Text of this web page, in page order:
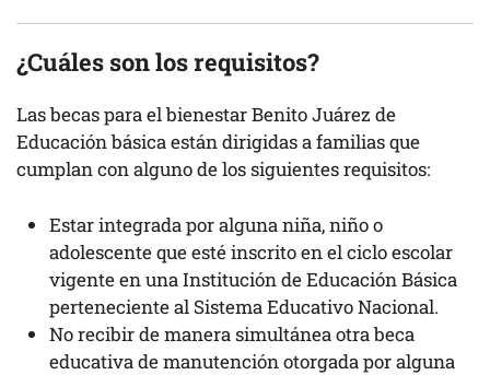
¿Cuáles son los requisitos?
Las becas para el bienestar Benito Juárez de
Educación básica están dirigidas a familias que
cumplan con alguno de los siguientes requisitos:
Estar integrada por alguna niña, niño o
adolescente que esté inscrito en el ciclo escolar
vigente en una Institución de Educación Básica
perteneciente al Sistema Educativo Nacional.
No recibir de manera simultánea otra beca
educativa de manutención otorgada por alguna